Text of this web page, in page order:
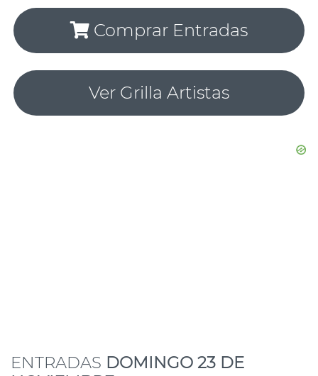
Comprar Entradas
Ver Grilla Artistas
ENTRADAS DOMINGO 23 DE